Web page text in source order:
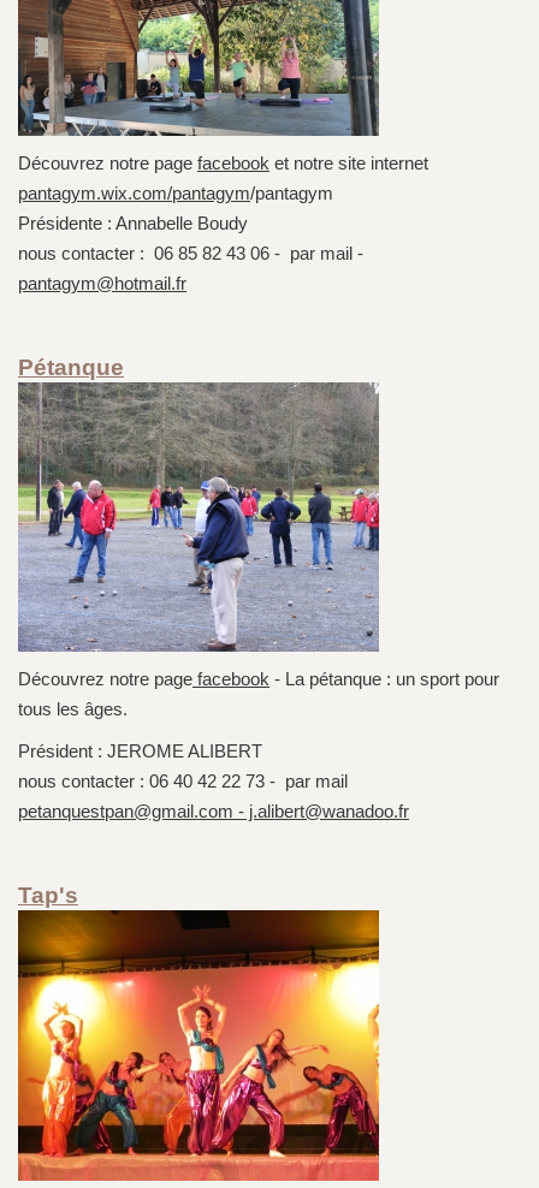
Découvrez notre page facebook et notre site internet
pantagym.wix.com/pantagym/pantagym
Présidente : Annabelle Boudy
nous contacter : 06 85 82 43 06 - par mail -
pantagym@hotmail.fr
Pétanque
Découvrez notre page facebook - La pétanque : un sport pour
tous les âges.
Président : JEROME ALIBERT
nous contacter : 06 40 42 22 73 - par mail
petanquestpan@gmail.com - j.alibert@wanadoo.fr
Tap's